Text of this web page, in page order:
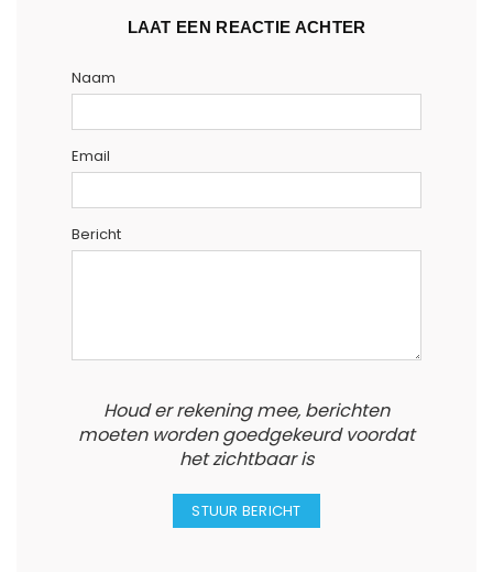
LAAT EEN REACTIE ACHTER
Naam
Email
Bericht
Houd er rekening mee, berichten
moeten worden goedgekeurd voordat
het zichtbaar is